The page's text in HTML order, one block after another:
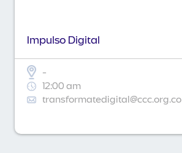
Impulso Digital
-
12:00 am
transformatedigital@ccc.org.co